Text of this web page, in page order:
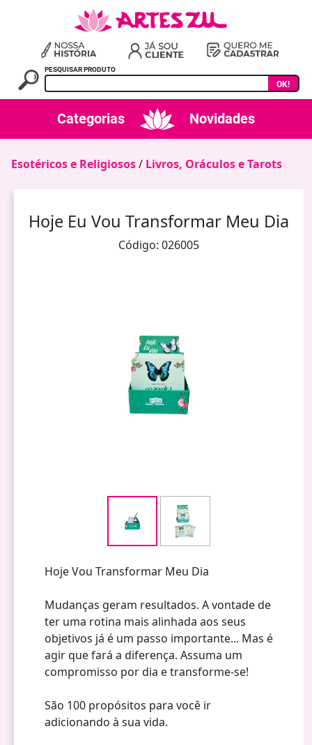
PESQUISAR PRODUTO
OK!
Categorias Novidades
Esotéricos e Religiosos/ Livros‚ Oráculos e Tarots
Hoje Eu Vou Transformar Meu Dia
Código: 026005
Hoje Vou Transformar Meu Dia
Mudanças geram resultados. A vontade de
ter uma rotina mais alinhada aos seus
objetivos já é um passo importante... Mas é
agir que fará a diferença. Assuma um
compromisso por dia e transforme-se!
São 100 propósitos para você ir
adicionando à sua vida.